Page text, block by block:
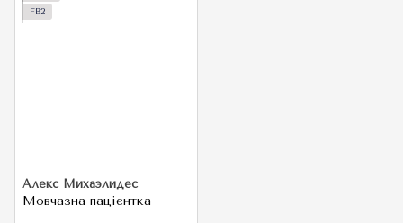
FB2
Алекс Михаэлидес
Мовчазна пацієнтка